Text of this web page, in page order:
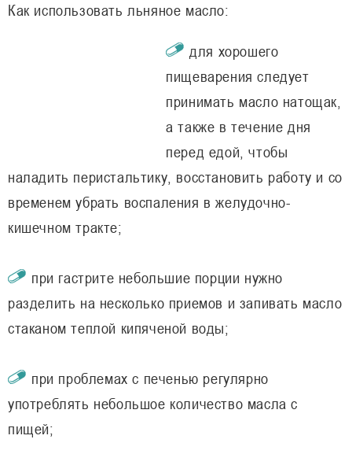
Как использовать льняное масло:
для хорошего
пищеварения следует
принимать масло натощак,
а также в течение дня
перед едой, чтобы
наладить перистальтику, восстановить работу и со
временем убрать воспаления в желудочно-
кишечном тракте;
при гастрите небольшие порции нужно
разделить на несколько приемов и запивать масло
стаканом теплой кипяченой воды;
при проблемах с печенью регулярно
употреблять небольшое количество масла с
пищей;